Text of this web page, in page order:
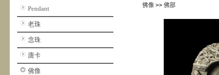
Pendant
老珠
念珠
唐卡
佛像
佛像>> 佛部